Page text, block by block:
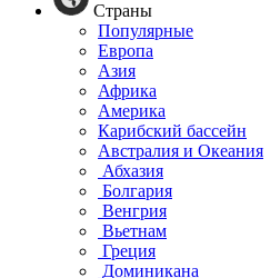
Страны
Популярные
Европа
Азия
Африка
Америка
Карибский бассейн
Австралия и Океания
Абхазия
Болгария
Венгрия
Вьетнам
Греция
Доминикана